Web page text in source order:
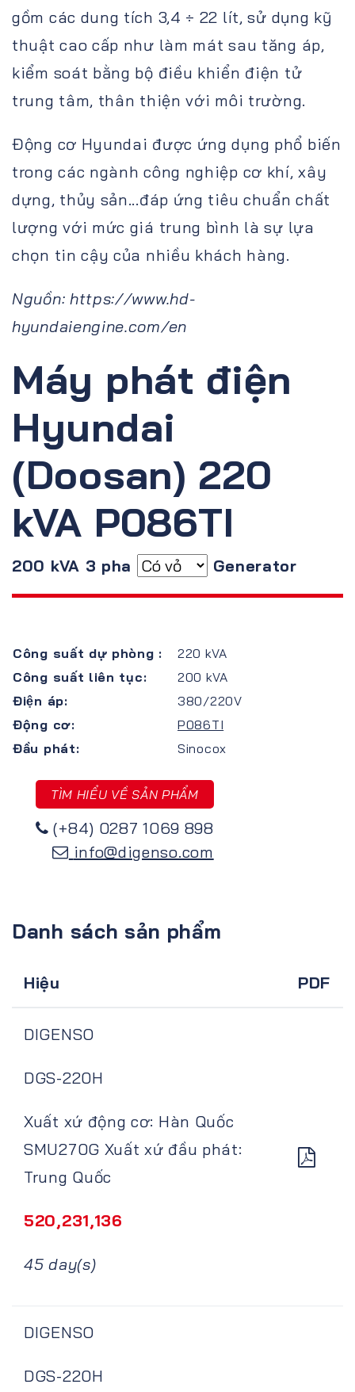
gồm các dung tích 3,4 ÷ 22 lít, sử dụng kỹ
thuật cao cấp như làm mát sau tăng áp,
kiểm soát bằng bộ điều khiển điện tử
trung tâm, thân thiện với môi trường.
Động cơ Hyundai được ứng dụng phổ biến
trong các ngành công nghiệp cơ khí, xây
dựng, thủy sản...đáp ứng tiêu chuẩn chất
lượng với mức giá trung bình là sự lựa
chọn tin cậy của nhiều khách hàng.
Nguồn: https://www.hd-
hyundaiengine.com/en
Máy phát điện
Hyundai
(Doosan) 220
kVA P086TI
200 kVA 3 pha Generator
Công suất dự phòng :
220 kVA
Công suất liên tục:
200 kVA
Điện áp:
380/220V
Động cơ:
P086TI
Đầu phát:
Sinocox
TÌM HIỂU VỀ SẢN PHẨM
(+84) 0287 1069 898
info@digenso.com
Danh sách sản phẩm
Hiệu PDF
DIGENSO
DGS-220H
Xuất xứ động cơ: Hàn Quốc
SMU270G Xuất xứ đầu phát:
Trung Quốc
520,231,136
45 day(s)
DIGENSO
DGS-220H